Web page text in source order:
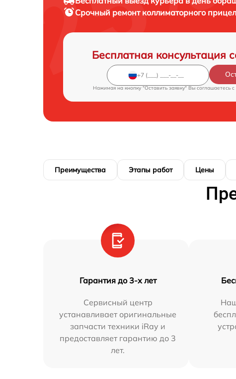
Срочный ремонт коллиматорного
Бесплатная консультация
Нажимая на кнопку "Оставить заявку" Вы соглашаетесь c
Преимущества Этапы работ Цены
Гарантия до 3-х лет
Сервисный центр
устанавливает оригинальные
запчасти техники iRay и
предоставляет гарантию до 3
лет.